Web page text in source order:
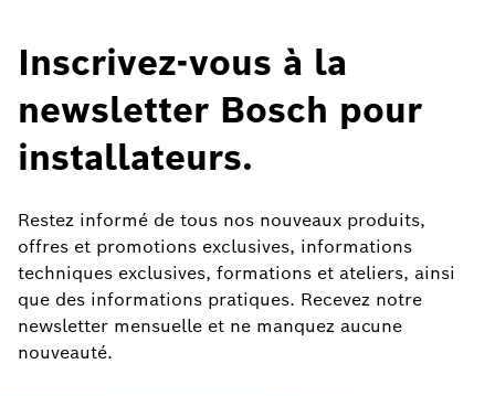
Inscrivez-vous à la
newsletter Bosch pour
installateurs.
Restez informé de tous nos nouveaux produits,
offres et promotions exclusives, informations
techniques exclusives, formations et ateliers, ainsi
que des informations pratiques. Recevez notre
newsletter mensuelle et ne manquez aucune
nouveauté.